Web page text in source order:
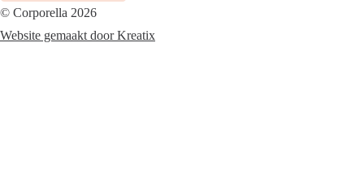
© Corporella 2026
Website gemaakt door Kreatix